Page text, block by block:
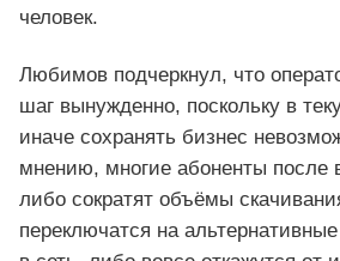
человек.
Любимов подчеркнул, что
шаг вынужденно, поскольку в
иначе сохранять бизнес
мнению, многие абоненты после
либо сократят объёмы
переключатся на